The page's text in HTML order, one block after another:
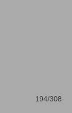
194/308